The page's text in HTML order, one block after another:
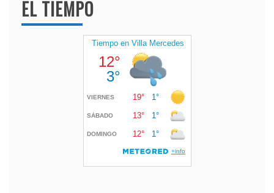
EL TIEMPO